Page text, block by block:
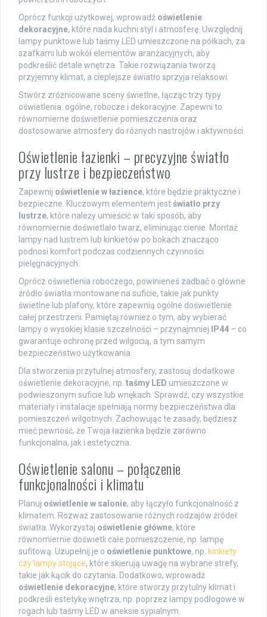
Oprócz funkcji użytkowej, wprowadź oświetlenie
dekoracyjne, które nada kuchni styl i atmosferę. Uwzględnij
lampy punktowe lub taśmy LED umieszczone na półkach, za
szafkami lub wokół elementów aranżacyjnych, aby
podkreślić detale wnętrza. Takie rozwiązania tworzą
przyjemny klimat, a cieplejsze światło sprzyja relaksowi.
Stwórz zróżnicowane sceny świetlne, łącząc trzy typy
oświetlenia: ogólne, robocze i dekoracyjne. Zapewni to
równomierne doświetlenie pomieszczenia oraz
dostosowanie atmosfery do różnych nastrojów i aktywności.
Oświetlenie łazienki – precyzyjne światło
przy lustrze i bezpieczeństwo
Zapewnij oświetlenie w łazience, które będzie praktyczne i
bezpieczne. Kluczowym elementem jestświatło przy
lustrze, które należy umieścić w taki sposób, aby
równomiernie doświetlało twarz, eliminując cienie. Montaż
lampy nad lustrem lub kinkietów po bokach znacząco
podnosi komfort podczas codziennych czynności
pielęgnacyjnych.
Oprócz oświetlenia roboczego, powinieneś zadbać o główne
źródło światła montowane na suficie, takie jak punkty
świetlne lub plafony, które zapewnią ogólne doświetlenie
całej przestrzeni. Pamiętaj również o tym, aby wybierać
lampy o wysokiej klasie szczelności – przynajmniej
IP44 – co
gwarantuje ochronę przed wilgocią, a tym samym
bezpieczeństwo użytkowania.
Dla stworzenia przytulnej atmosfery, zastosuj dodatkowe
oświetlenie dekoracyjne, np. taśmy LED umieszczone w
podwieszonym suficie lub wnękach. Sprawdź, czy wszystkie
materiały i instalacje spełniają normy bezpieczeństwa dla
pomieszczeń wilgotnych. Zachowując te zasady, będziesz
mieć pewność, że Twoja łazienka będzie zarówno
funkcjonalna, jak i estetyczna.
Oświetlenie salonu – połączenie
funkcjonalności i klimatu
Planuj oświetlenie w salonie, aby łączyło funkcjonalność z
klimatem. Rozważ zastosowanie różnych rodzajów źródeł
światła. Wykorzystaj oświetlenie główne, które
równomiernie doświetli całe pomieszczenie, np. lampę
sufitową. Uzupełnij je o oświetlenie punktowe, np. kinkiety
czy lampy stojące, które skierują uwagę na wybrane strefy,
takie jak kącik do czytania. Dodatkowo, wprowadź
oświetlenie dekoracyjne, które stworzy przytulny klimat i
podkreśli estetykę wnętrza, np. poprzez lampy podłogowe w
rogach lub taśmy LED w aneksie sypialnym.